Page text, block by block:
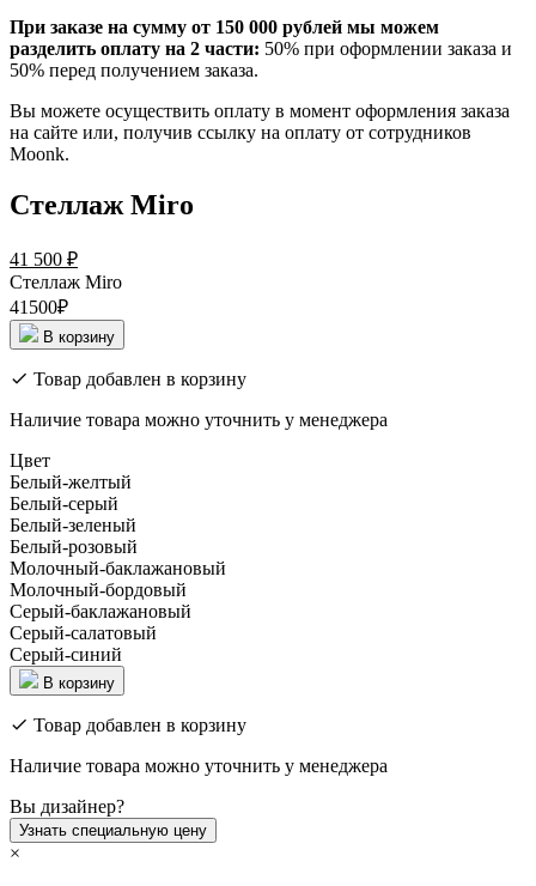
При заказе на сумму от 150 000 рублей мы можем
разделить оплату на 2 части: 50% при оформлении заказа и
50% перед получением заказа.
Вы можете осуществить оплату в момент оформления заказа
на сайте или, получив ссылку на оплату от сотрудников
Moonk.
Стеллаж Miro
41 500 ₽
Стеллаж Miro
41500₽
В корзину
Товар добавлен в корзину
Наличие товара можно уточнить у менеджера
Цвет
Белый-желтый
Белый-серый
Белый-зеленый
Белый-розовый
Молочный-баклажановый
Молочный-бордовый
Серый-баклажановый
Серый-салатовый
Серый-синий
В корзину
Товар добавлен в корзину
Наличие товара можно уточнить у менеджера
Вы дизайнер?
Узнать специальную цену
×